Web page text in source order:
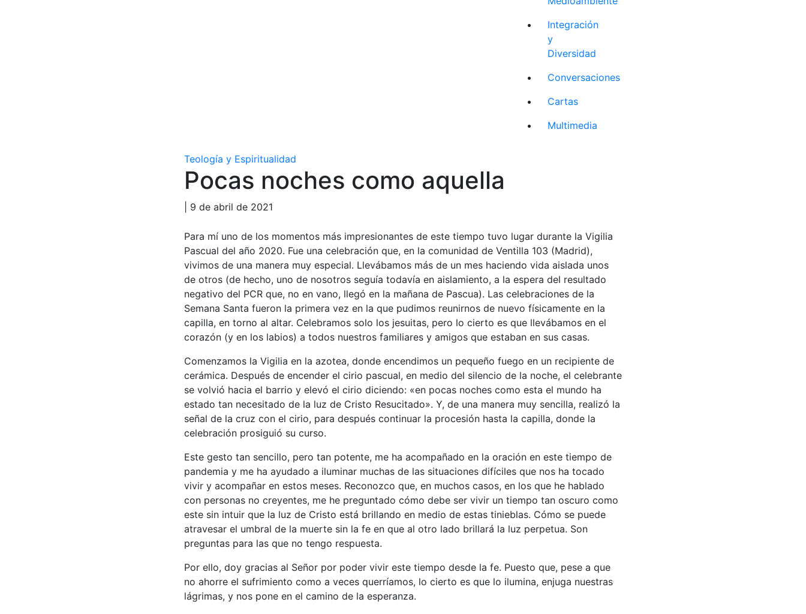
Integración
y
Diversidad
Conversaciones
Cartas
Multimedia
Teología y Espiritualidad
Pocas noches como aquella
| 9 de abril de 2021
Para mí uno de los momentos más impresionantes de este tiempo tuvo lugar durante la Vigilia
Pascual del año 2020. Fue una celebración que, en la comunidad de Ventilla 103 (Madrid),
vivimos de una manera muy especial. Llevábamos más de un mes haciendo vida aislada unos
de otros (de hecho, uno de nosotros seguía todavía en aislamiento, a la espera del resultado
negativo del PCR que, no en vano, llegó en la mañana de Pascua). Las celebraciones de la
Semana Santa fueron la primera vez en la que pudimos reunirnos de nuevo físicamente en la
capilla, en torno al altar. Celebramos solo los jesuitas, pero lo cierto es que llevábamos en el
corazón (y en los labios) a todos nuestros familiares y amigos que estaban en sus casas.
Comenzamos la Vigilia en la azotea, donde encendimos un pequeño fuego en un recipiente de
cerámica. Después de encender el cirio pascual, en medio del silencio de la noche, el celebrante
se volvió hacia el barrio y elevó el cirio diciendo: «en pocas noches como esta el mundo ha
estado tan necesitado de la luz de Cristo Resucitado». Y, de una manera muy sencilla, realizó la
señal de la cruz con el cirio, para después continuar la procesión hasta la capilla, donde la
celebración prosiguió su curso.
Este gesto tan sencillo, pero tan potente, me ha acompañado en la oración en este tiempo de
pandemia y me ha ayudado a iluminar muchas de las situaciones difíciles que nos ha tocado
vivir y acompañar en estos meses. Reconozco que, en muchos casos, en los que he hablado
con personas no creyentes, me he preguntado cómo debe ser vivir un tiempo tan oscuro como
este sin intuir que la luz de Cristo está brillando en medio de estas tinieblas. Cómo se puede
atravesar el umbral de la muerte sin la fe en que al otro lado brillará la luz perpetua. Son
preguntas para las que no tengo respuesta.
Por ello, doy gracias al Señor por poder vivir este tiempo desde la fe. Puesto que, pese a que
no ahorre el sufrimiento como a veces querríamos, lo cierto es que lo ilumina, enjuga nuestras
lágrimas, y nos pone en el camino de la esperanza.